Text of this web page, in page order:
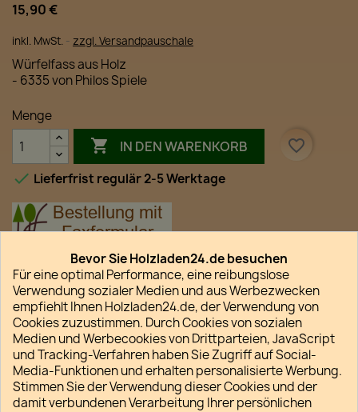
15,90 €
inkl. MwSt. zzgl. Versandpauschale
Würfelfass aus Holz
- 6335 von Philos Spiele
Menge
 IN DEN WARENKORB
favorite_border
 Lieferfrist regulär 2-5 Werktage
Teilen
Datenschutz
So schützen wir Ihre Daten
Verpackung und Versand
Unsere Versandkostenpauschalen
Bevor Sie Holzladen24.de besuchen
Für eine optimal Performance, eine reibungslose
Verwendung sozialer Medien und aus Werbezwecken
empfiehlt Ihnen Holzladen24.de, der Verwendung von
Cookies zuzustimmen. Durch Cookies von sozialen
Medien und Werbecookies von Drittparteien, JavaScript
und Tracking-Verfahren haben Sie Zugriff auf Social-
Media-Funktionen und erhalten personalisierte Werbung.
Stimmen Sie der Verwendung dieser Cookies und der
damit verbundenen Verarbeitung Ihrer persönlichen